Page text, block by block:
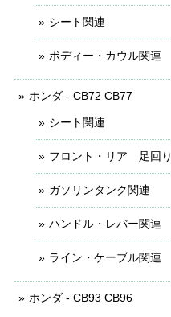
シート関連
ボディー・カウル関連
ホンダ - CB72 CB77
シート関連
フロント・リア 足回り
ガソリンタンク関連
ハンドル・レバー関連
ライン・ケーブル関連
ホンダ - CB93 CB96